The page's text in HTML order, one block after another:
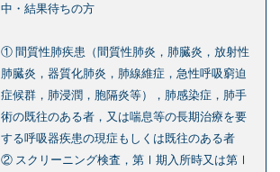
中・結果待ちの方
① 間質性肺疾患（間質性肺炎，肺臓炎，放射性
肺臓炎，器質化肺炎，肺線維症，急性呼吸窮迫
症候群，肺浸潤，胞隔炎等），肺感染症，肺手
術の既往のある者，又は喘息等の長期治療を要
する呼吸器疾患の現症もしくは既往のある者
② スクリーニング検査，第Ⅰ期入所時又は第Ⅰ